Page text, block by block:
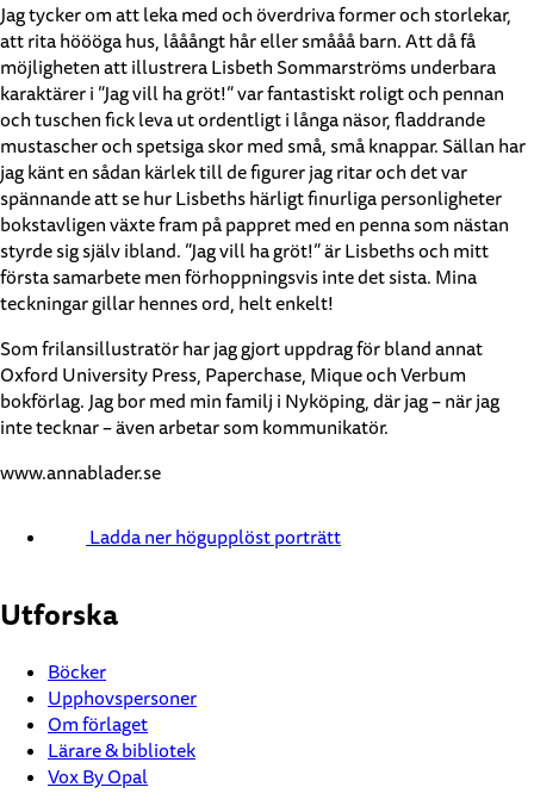
Jag tycker om att leka med och överdriva former och storlekar,
att rita höööga hus, lååångt hår eller smååå barn. Att då få
möjligheten att illustrera Lisbeth Sommarströms underbara
karaktärer i ”Jag vill ha gröt!” var fantastiskt roligt och pennan
och tuschen fick leva ut ordentligt i långa näsor, fladdrande
mustascher och spetsiga skor med små, små knappar. Sällan har
jag känt en sådan kärlek till de figurer jag ritar och det var
spännande att se hur Lisbeths härligt finurliga personligheter
bokstavligen växte fram på pappret med en penna som nästan
styrde sig själv ibland. ”Jag vill ha gröt!” är Lisbeths och mitt
första samarbete men förhoppningsvis inte det sista. Mina
teckningar gillar hennes ord, helt enkelt!
Som frilansillustratör har jag gjort uppdrag för bland annat
Oxford University Press, Paperchase, Mique och Verbum
bokförlag. Jag bor med min familj i Nyköping, där jag – när jag
inte tecknar – även arbetar som kommunikatör.
www.annablader.se
Ladda ner högupplöst porträtt
Utforska
Böcker
Upphovspersoner
Om förlaget
Lärare & bibliotek
Vox By Opal